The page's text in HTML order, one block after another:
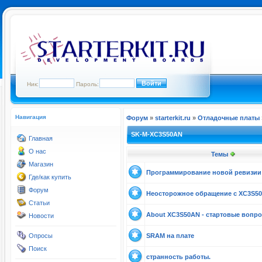
Ник: Пароль:
Навигация
Главная
О нас
Магазин
Где/как купить
Форум
Статьи
Новости
Опросы
Поиск
Форум » starterkit.ru » Отладочные платы
SK-M-XC3S50AN
Темы
Программирование новой ревизии
Неосторожное обращение с
About XC3S50AN - стартовые
SRAM на плате
странность работы.